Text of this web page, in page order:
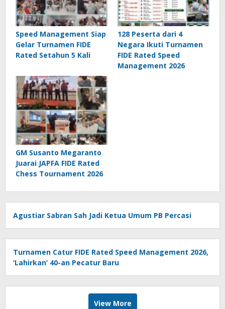
Speed Management Siap
Gelar Turnamen FIDE
Rated Setahun 5 Kali
128 Peserta dari 4
Negara Ikuti Turnamen
FIDE Rated Speed
Management 2026
GM Susanto Megaranto
Juarai JAPFA FIDE Rated
Chess Tournament 2026
Agustiar Sabran Sah Jadi Ketua Umum PB Percasi
Turnamen Catur FIDE Rated Speed Management 2026,
‘Lahirkan’ 40-an Pecatur Baru
View More